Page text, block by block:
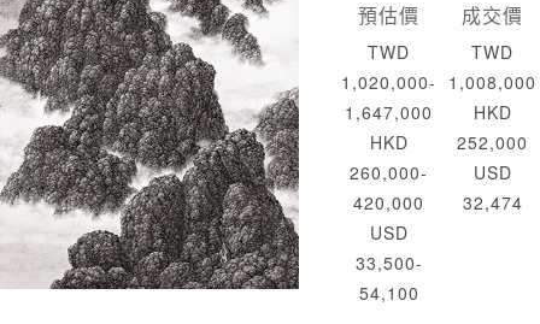
預估價
TWD
1,020,000-
1,647,000
HKD
260,000-
420,000
USD
33,500-
54,100
成交價
TWD
1,008,000
HKD
252,000
USD
32,474